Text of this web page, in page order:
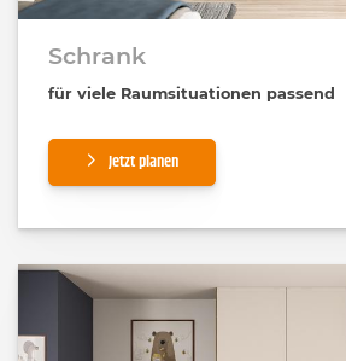
Schrank
für viele Raumsituationen passend
Jetzt planen